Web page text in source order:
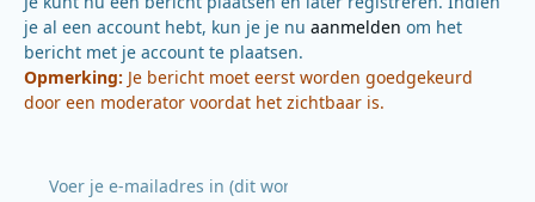
je al een account hebt, kun je je nu aanmelden om het
bericht met je account te plaatsen.
Opmerking: Je bericht moet eerst worden goedgekeurd
door een moderator voordat het zichtbaar is.